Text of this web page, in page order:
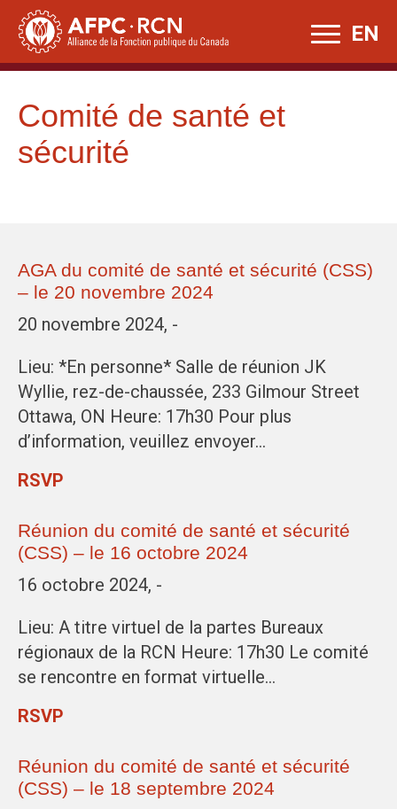
Skip
content
EN
Comité de santé et
sécurité
AGA du comité de santé et sécurité (CSS)
– le 20 novembre 2024
20 novembre 2024, -
Lieu: *En personne* Salle de réunion JK
Wyllie, rez-de-chaussée, 233 Gilmour Street
Ottawa, ON Heure: 17h30 Pour plus
d’information, veuillez envoyer…
RSVP
Réunion du comité de santé et sécurité
(CSS) – le 16 octobre 2024
16 octobre 2024, -
Lieu: A titre virtuel de la partes Bureaux
régionaux de la RCN Heure: 17h30 Le comité
se rencontre en format virtuelle…
RSVP
Réunion du comité de santé et sécurité
(CSS) – le 18 septembre 2024